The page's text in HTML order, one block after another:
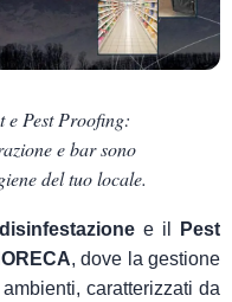
e Pest Proofing:
e bar sono
del tuo locale.
disinfestazione e il
Pest
, dove la gestione
caratterizzati da